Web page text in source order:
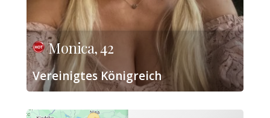
Monica, 42
Vereinigtes Königreich